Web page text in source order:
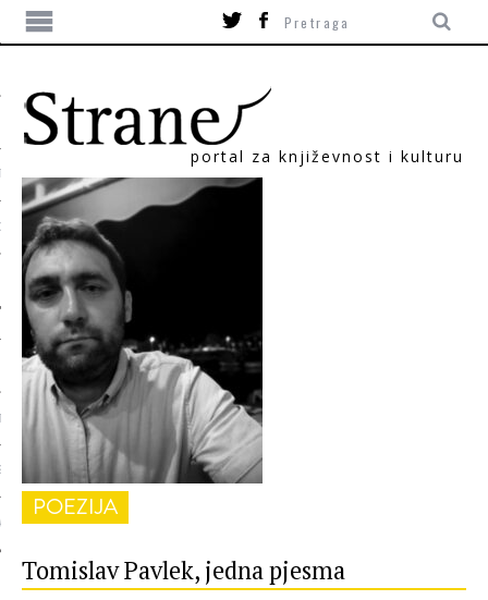
portal za književnost i kulturu
POEZIJA
Tomislav Pavlek, jedna pjesma